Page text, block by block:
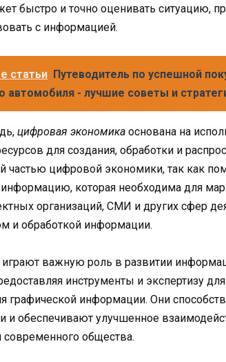
быстро и точно оценивать ситуацию,
с информацией.
статьи Путеводитель по успешной
автомобиля - лучшие советы и
цифровая экономика основана на
для создания, обработки и
частью цифровой экономики, так как
которая необходима для
организаций, СМИ и других сфер
и обработкой информации.
важную роль в развитии
инструменты и экспертизу
графической информации. Они
и обеспечивают улучшенное
общества.